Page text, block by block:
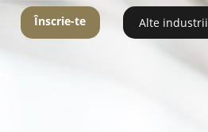
Înscrie-te Alte industrii